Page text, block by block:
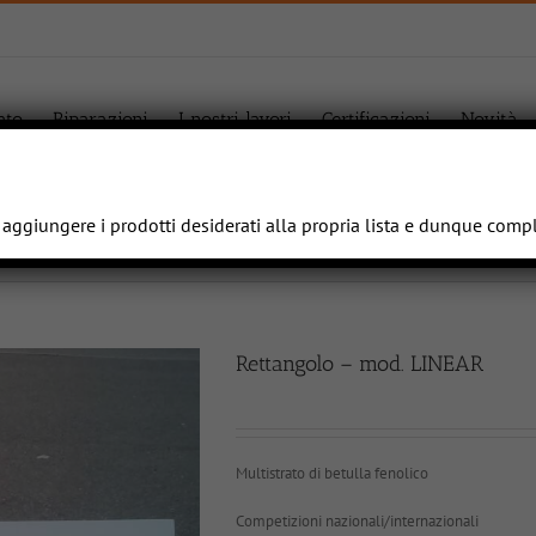
Riparazioni I nostri lavori Certificazioni Novità
Rettangolo – mod. LINEAR
Multistrato di betulla fenolico
Competizioni nazionali/internazionali
i prodotti desiderati alla propria lista e dunque